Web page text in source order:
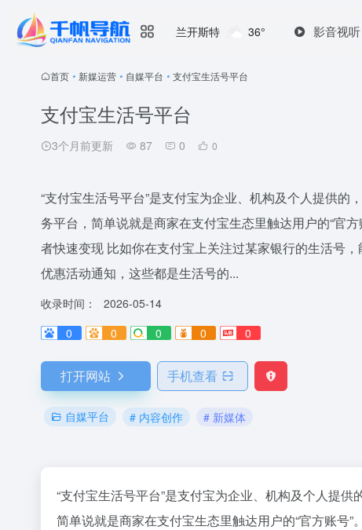
兰开斯特 36° 影音视听
首页 • 新媒运营 • 自媒平台 • 支付宝生活号平台
支付宝生活号平台
3个月前更新 87 0 0
“支付宝生活号平台”是支付宝为企业、机构及个人提供
务平台，简单说就是商家在支付宝生态里触达用户的“官
者快速变现 比如你在支付宝上关注过某家银行的生活号
优惠活动通知，这些都是生活号的...
收录时间：
2026-05-14
0
0 0 0 0
打开网站 手机查看
自媒平台 # 内容创作 # 新媒体
“支付宝生活号平台”是支付宝为企业、机构及个人提
简单说就是商家在支付宝生态里触达用户的“官方账号